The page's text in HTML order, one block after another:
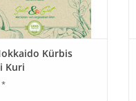
Kürbis
Kuri
*